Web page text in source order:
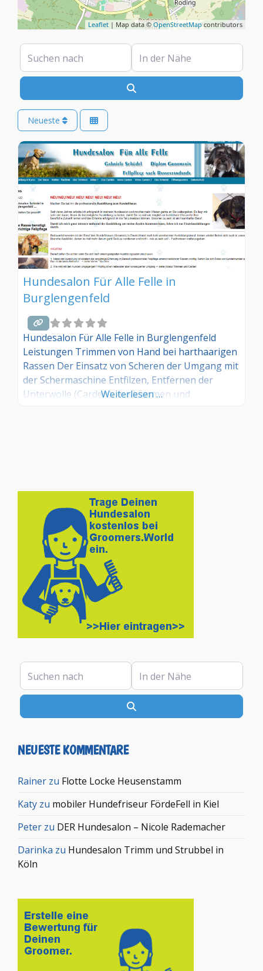
Leaflet | Map data ©OpenStreetMapcontributors
Suchen nach In der Nähe
Neueste
Hundesalon Für Alle Felle in
Burglengenfeld
Hundesalon Für Alle Felle in Burglengenfeld
Leistungen Trimmen von Hand bei harthaarigen
Rassen Der Einsatz von Scheren der Umgang mit
der Schermaschine Entfilzen, Entfernen der
Unterwolle (Carden), Auskämmen und
Weiterlesen …
Suchen nach In der Nähe
NEUESTE KOMMENTARE
Rainer zu Flotte Locke Heusenstamm
Katy zu mobiler Hundefriseur FördeFell in Kiel
Peter zu DER Hundesalon – Nicole Rademacher
Darinka zu Hundesalon Trimm und Strubbel in
Köln